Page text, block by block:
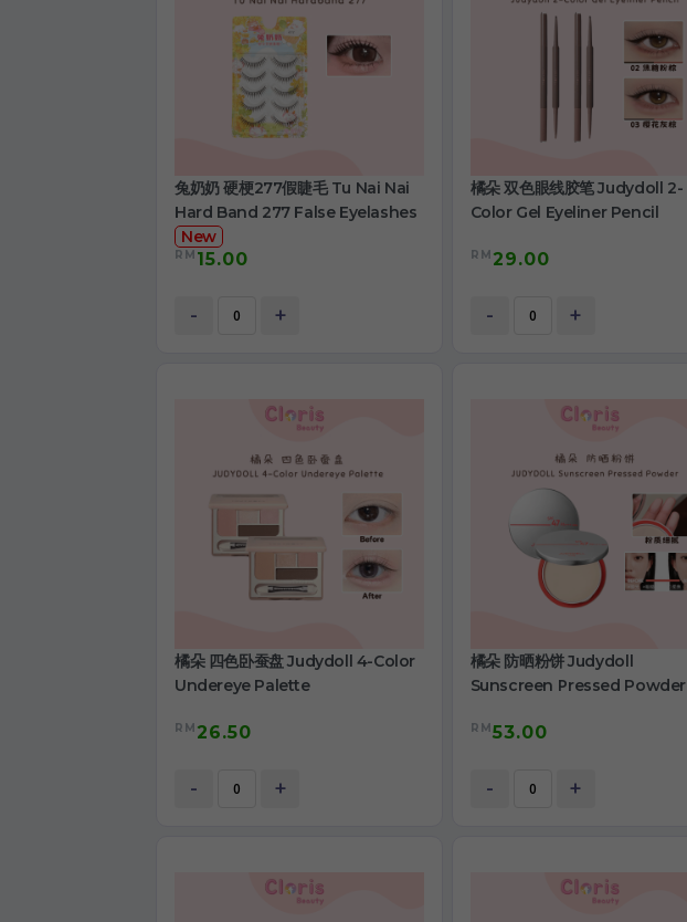
兔奶奶 硬梗277假睫毛 Tu Nai Nai
Hard Band 277 False Eyelashes
New
RM 15.00
- +
橘朵 双色眼线胶笔 Judydoll 2-
Color Gel Eyeliner Pencil
RM 29.00
- +
橘朵 四色卧蚕盘 Judydoll 4-Color
Undereye Palette
RM 26.50
- +
橘朵 防晒粉饼 Judydoll
Sunscreen Pressed Powder
RM53.00
- +